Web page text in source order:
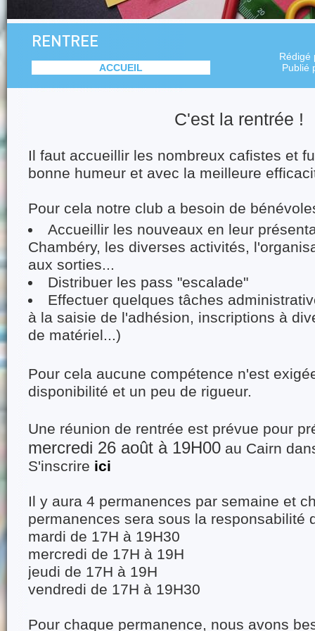
RENTREE
ACCUEIL
Publié
C'est la rentrée !
Il faut accueillir les nombreux cafistes et
bonne humeur et avec la meilleure
Pour cela notre club a besoin de
Accueillir les nouveaux en leur
Chambéry, les diverses activités,
aux sorties...
Distribuer les pass "escalade"
Effectuer quelques tâches
à la saisie de l'adhésion, inscriptions à
de matériel...)
Pour cela aucune compétence n'est
disponibilité et un peu de rigueur.
Une réunion de rentrée est prévue pour
mercredi 26 août à 19H00 au Cairn
S'inscrire ici
Il y aura 4 permanences par semaine et
permanences sera sous la responsabilité
mardi de 17H à 19H30
mercredi de 17H à 19H
jeudi de 17H à 19H
vendredi de 17H à 19H30
Pour chaque permanence, nous avons